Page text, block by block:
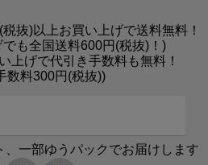
抜)以上お買い上げで送料無料！
も全国送料600円(税抜)！)
上げで代引き手数料も無料！
数料300円(税抜))
一部ゆうパックでお届けします